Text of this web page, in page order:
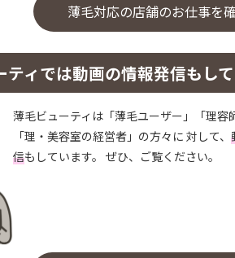
薄毛対応の店舗のお仕事を
ティでは動画の情報発信もし
薄毛ビューティは「薄毛ユーザー」「理容
「理・美容室の経営者」の方々に 対して、
信もしています。 ぜひ、ご覧ください。